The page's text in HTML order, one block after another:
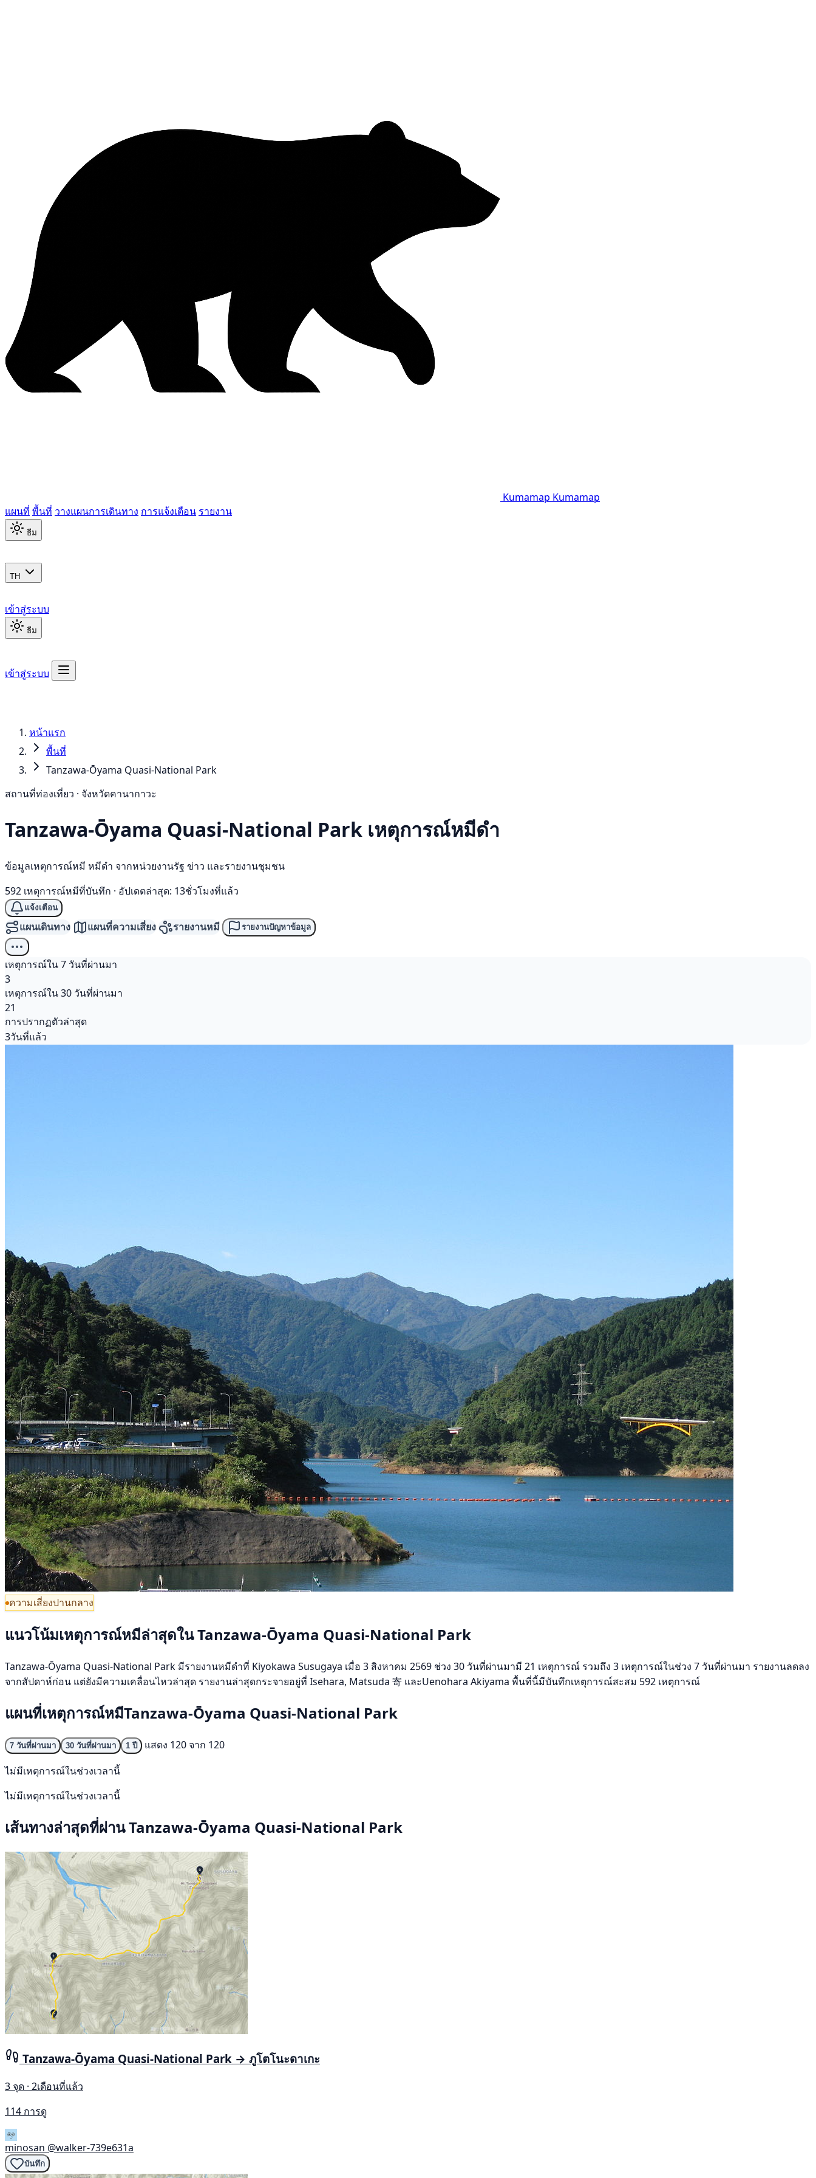
Kumamap Kumamap
แผนที่ พื้นที่ วางแผนการเดินทาง การแจ้งเตือน รายงาน
ธีม
TH
เข้าสู่ระบบ
ธีม
เข้าสู่ระบบ
หน้าแรก
พื้นที่
Tanzawa-Ōyama Quasi-National Park
สถานที่ท่องเที่ยว · จังหวัดคานากาวะ
Tanzawa-Ōyama Quasi-National Park เหตุการณ์หมีดำ
ข้อมูลเหตุการณ์หมี หมีดำ จากหน่วยงานรัฐ ข่าว และรายงานชุมชน
592 เหตุการณ์หมีที่บันทึก · อัปเดตล่าสุด: 13ชั่วโมงที่แล้ว
แจ้งเตือน
แผนเดินทาง แผนที่ความเสี่ยง รายงานหมี รายงานปัญหาข้อมูล
เหตุการณ์ใน 7 วันที่ผ่านมา
3
เหตุการณ์ใน 30 วันที่ผ่านมา
21
การปรากฏตัวล่าสุด
3วันที่แล้ว
ความเสี่ยงปานกลาง
แนวโน้มเหตุการณ์หมีล่าสุดใน Tanzawa-Ōyama Quasi-National Park
Tanzawa-Ōyama Quasi-National Park มีรายงานหมีดำที่ Kiyokawa Susugaya เมื่อ 3 สิงหาคม 2569 ช่วง 30 วันที่ผ่านมามี 21 เหตุการณ์ รวมถึง 3 เหตุการณ์ในช่วง 7 วันที่ผ่านมา รายงานลดลง
จากสัปดาห์ก่อน แต่ยังมีความเคลื่อนไหวล่าสุด รายงานล่าสุดกระจายอยู่ที่ Isehara, Matsuda 寄 และUenohara Akiyama พื้นที่นี้มีบันทึกเหตุการณ์สะสม 592 เหตุการณ์
แผนที่เหตุการณ์หมีTanzawa-Ōyama Quasi-National Park
7 วันที่ผ่านมา 30 วันที่ผ่านมา 1 ปี
แสดง 120 จาก 120
ไม่มีเหตุการณ์ในช่วงเวลานี้
ไม่มีเหตุการณ์ในช่วงเวลานี้
เส้นทางล่าสุดที่ผ่าน Tanzawa-Ōyama Quasi-National Park
Tanzawa-Ōyama Quasi-National Park → ภูโตโนะดาเกะ
3 จุด · 2เดือนที่แล้ว
114 การดู
minosan @walker-739e631a
บันทึก